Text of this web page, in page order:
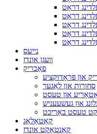
דראָט
דראָט
דראָט
דראָט
דראָט
נייעס
וועגן אונדז
פאַבריק
און פּראָדוקציע
סחורות און לאַגער
און טעסט
און געשעעניש
טעסט באַריכט
קאַטאַלאָג
קאָנטאַקט אונדז